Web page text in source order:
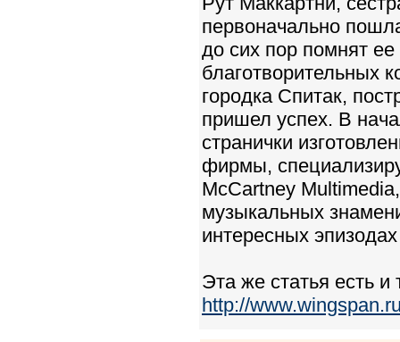
первоначально
до сих пор помнят
благотворительных
городка Спитак,
пришел успех. В
странички
фирмы,
McCartney
музыкальных
интересных
Эта же статья есть и
http://